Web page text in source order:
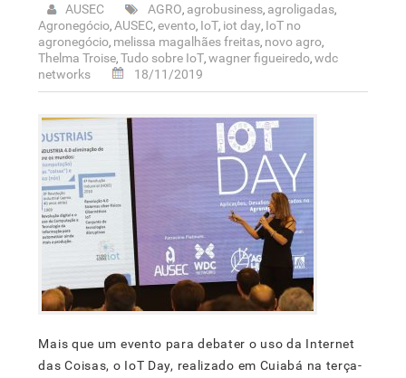
AUSEC AGRO, agrobusiness, agroligadas,
Agronegócio,AUSEC,evento, IoT, iot day, IoT no
agronegócio, melissa magalhães freitas, novo agro,
Thelma Troise,Tudo sobre IoT,wagner figueiredo,wdc
networks
18/11/2019
Mais que um evento para debater o uso da Internet
das Coisas, o IoT Day, realizado em Cuiabá na terça-